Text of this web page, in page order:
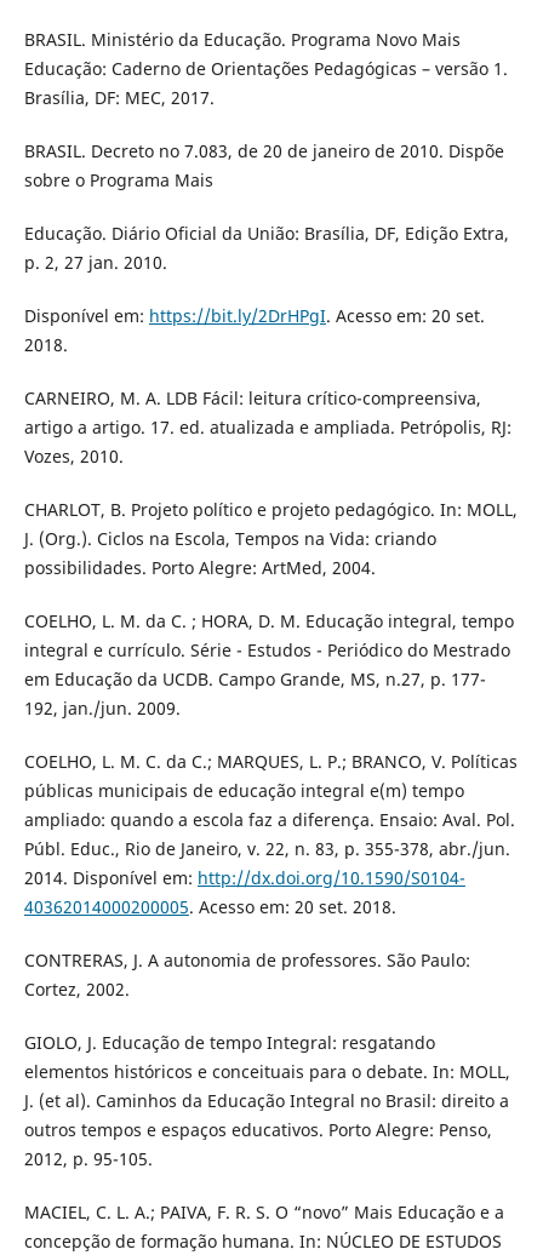
BRASIL. Ministério da Educação. Programa Novo Mais
Educação: Caderno de Orientações Pedagógicas – versão 1.
Brasília, DF: MEC, 2017.
BRASIL. Decreto no 7.083, de 20 de janeiro de 2010. Dispõe
sobre o Programa Mais
Educação. Diário Oficial da União: Brasília, DF, Edição Extra,
p. 2, 27 jan. 2010.
Disponível em: https://bit.ly/2DrHPgI. Acesso em: 20 set.
2018.
CARNEIRO, M. A. LDB Fácil: leitura crítico-compreensiva,
artigo a artigo. 17. ed. atualizada e ampliada. Petrópolis, RJ:
Vozes, 2010.
CHARLOT, B. Projeto político e projeto pedagógico. In: MOLL,
J. (Org.). Ciclos na Escola, Tempos na Vida: criando
possibilidades. Porto Alegre: ArtMed, 2004.
COELHO, L. M. da C. ; HORA, D. M. Educação integral, tempo
integral e currículo. Série - Estudos - Periódico do Mestrado
em Educação da UCDB. Campo Grande, MS, n.27, p. 177-
192, jan./jun. 2009.
COELHO, L. M. C. da C.; MARQUES, L. P.; BRANCO, V. Políticas
públicas municipais de educação integral e(m) tempo
ampliado: quando a escola faz a diferença. Ensaio: Aval. Pol.
Públ. Educ., Rio de Janeiro, v. 22, n. 83, p. 355-378, abr./jun.
2014. Disponível em: http://dx.doi.org/10.1590/S0104-
40362014000200005. Acesso em: 20 set. 2018.
CONTRERAS, J. A autonomia de professores. São Paulo:
Cortez, 2002.
GIOLO, J. Educação de tempo Integral: resgatando
elementos históricos e conceituais para o debate. In: MOLL,
J. (et al). Caminhos da Educação Integral no Brasil: direito a
outros tempos e espaços educativos. Porto Alegre: Penso,
2012, p. 95-105.
MACIEL, C. L. A.; PAIVA, F. R. S. O “novo” Mais Educação e a
concepção de formação humana. In: NÚCLEO DE ESTUDOS